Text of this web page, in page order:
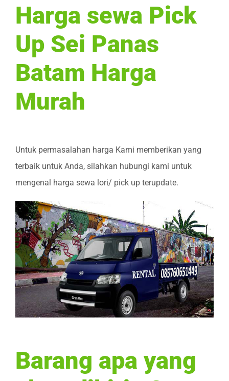
Harga sewa Pick
Up Sei Panas
Batam Harga
Murah
Untuk permasalahan harga Kami memberikan yang
terbaik untuk Anda, silahkan hubungi kami untuk
mengenal harga sewa lori/ pick up terupdate.
Barang apa yang